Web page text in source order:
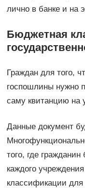
лично в банке и на
Бюджетная
Граждан для того,
госпошлины нужно
саму квитанцию на
Данные документ
того, где
каждого
классификации